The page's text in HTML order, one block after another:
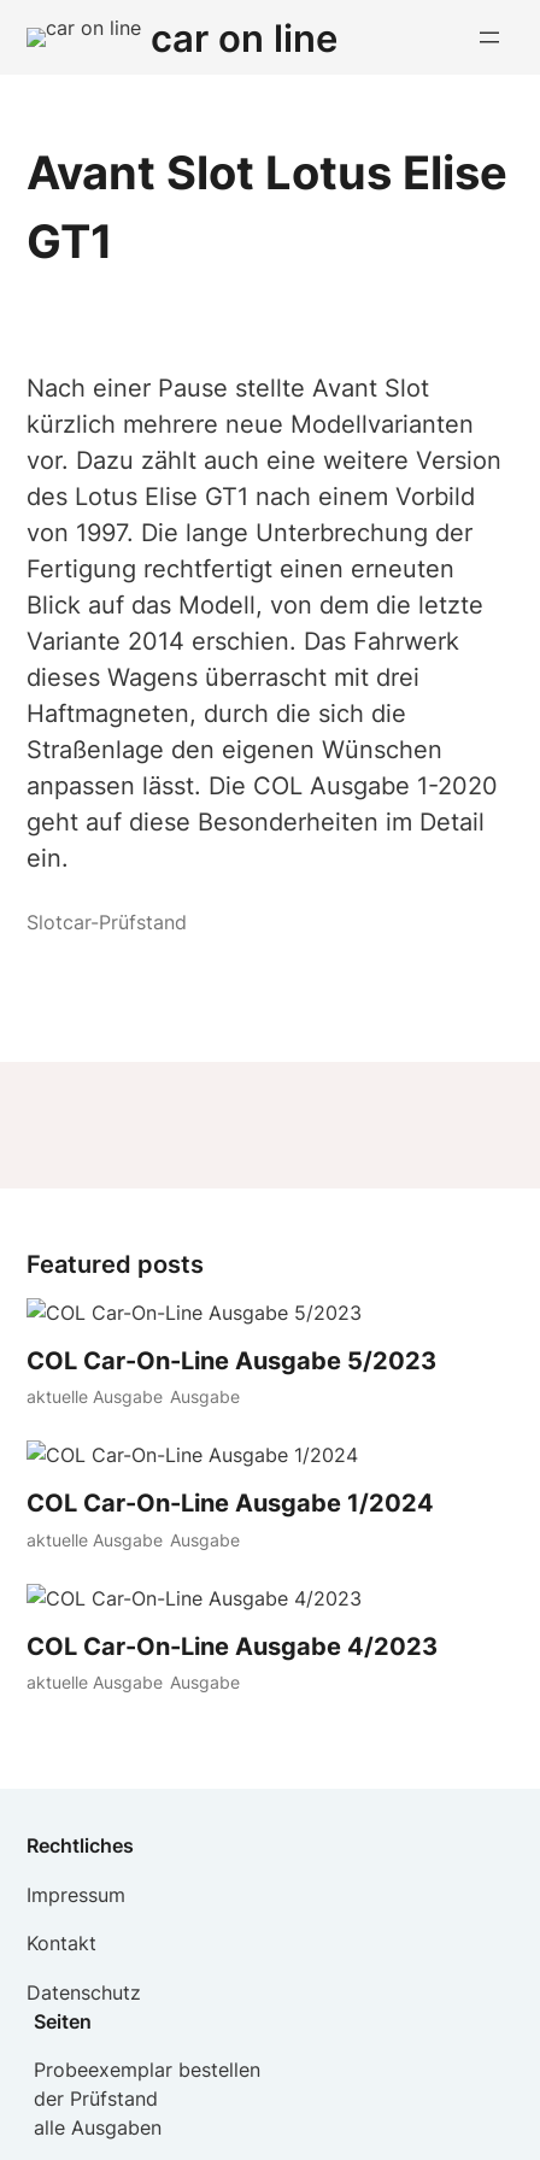
car on line
Avant Slot Lotus Elise
GT1
Nach einer Pause stellte Avant Slot
kürzlich mehrere neue Modellvarianten
vor. Dazu zählt auch eine weitere Version
des Lotus Elise GT1 nach einem Vorbild
von 1997. Die lange Unterbrechung der
Fertigung rechtfertigt einen erneuten
Blick auf das Modell, von dem die letzte
Variante 2014 erschien. Das Fahrwerk
dieses Wagens überrascht mit drei
Haftmagneten, durch die sich die
Straßenlage den eigenen Wünschen
anpassen lässt. Die COL Ausgabe 1-2020
geht auf diese Besonderheiten im Detail
ein.
Featured posts
COL Car-On-Line Ausgabe 5/2023
aktuelle Ausgabe Ausgabe
COL Car-On-Line Ausgabe 1/2024
aktuelle Ausgabe Ausgabe
COL Car-On-Line Ausgabe 4/2023
aktuelle Ausgabe Ausgabe
Rechtliches
Impressum
Kontakt
Datenschutz
Seiten
Probeexemplar bestellen
der Prüfstand
alle Ausgaben